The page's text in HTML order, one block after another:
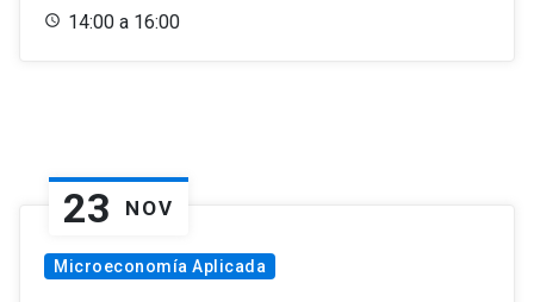
14:00 a 16:00
23 NOV
Microeconomía Aplicada